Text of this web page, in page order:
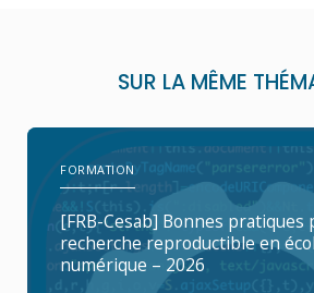
SUR LA MÊME
FORMATION
[FRB-Cesab] Bonnes pratiques
recherche reproductible en
numérique – 2026